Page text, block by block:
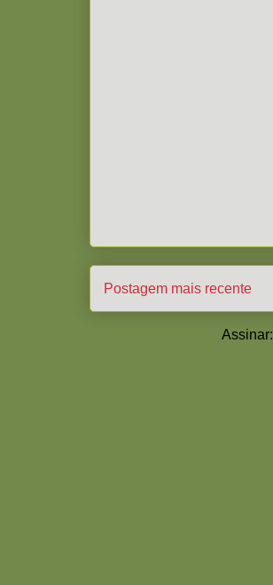
Postagem mais recente
Assinar: